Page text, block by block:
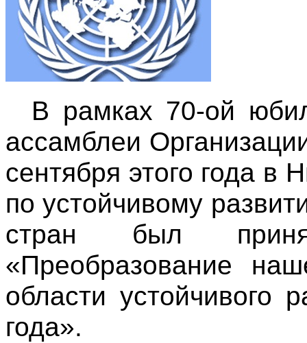
В рамках 70-ой
ассамблеи
сентября этого года в
по устойчивому
стран был
«Преобразование
области устойчивого
года».